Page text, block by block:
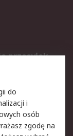
przesyłek
do
i
osób
zgodę na